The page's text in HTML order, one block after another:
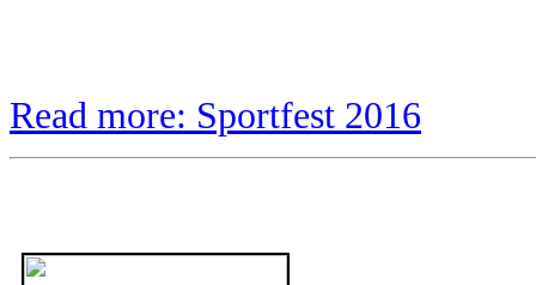
Read more: Sportfest 2016